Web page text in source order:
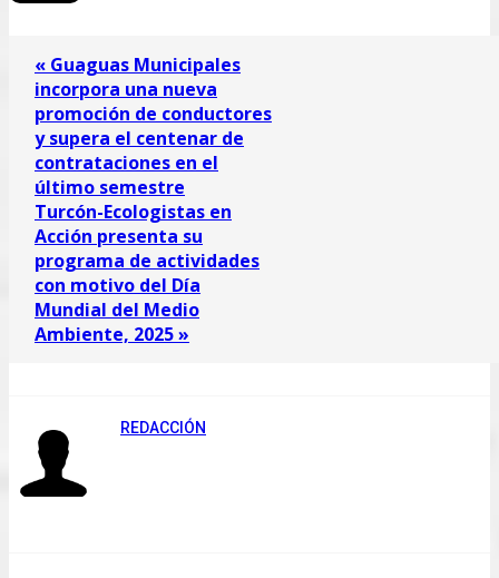
« Guaguas Municipales
incorpora una nueva
promoción de conductores
y supera el centenar de
contrataciones en el
último semestre
Turcón-Ecologistas en
Acción presenta su
programa de actividades
con motivo del Día
Mundial del Medio
Ambiente, 2025 »
REDACCIÓN